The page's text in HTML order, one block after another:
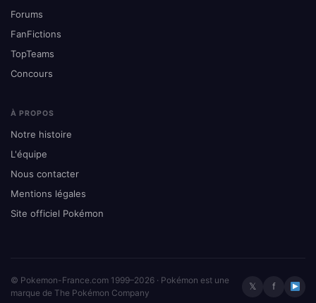
Forums
FanFictions
TopTeams
Concours
À PROPOS
Notre histoire
L'équipe
Nous contacter
Mentions légales
Site officiel Pokémon
© Pokemon-France.com 1999–2026 · Pokémon est une
marque de The Pokémon Company
𝕏 f